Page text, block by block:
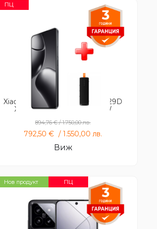
ПЦ
Xiaomi 14T Pro 12GB 512GB +S29D
Xiaomi Sound Outdoor 30W
894,76€/1.750,00лв.
792,50€ /1.550,00лв.
Виж
Нов продукт ПЦ